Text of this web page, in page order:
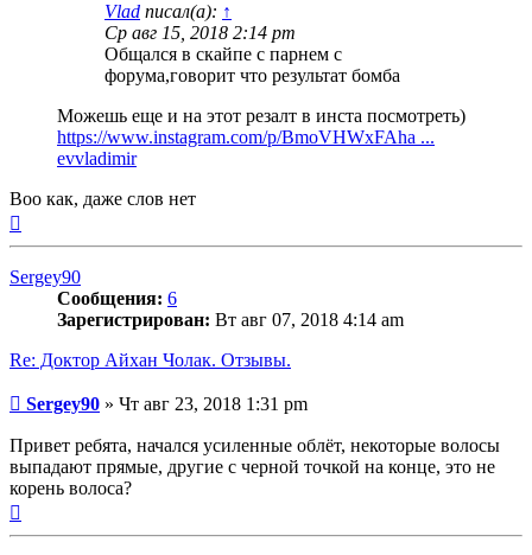
Vlad писал(а): ↑
Ср авг 15, 2018 2:14 pm
Общался в скайпе с парнем с
форума,говорит что результат бомба
Можешь еще и на этот резалт в инста посмотреть)
https://www.instagram.com/p/BmoVHWxFAha ...
evvladimir
Воо как, даже слов нет
Sergey90
Сообщения: 6
Зарегистрирован: Вт авг 07, 2018 4:14 am
Re: Доктор Айхан Чолак. Отзывы.
Сообщение
Sergey90 » Чт авг 23, 2018 1:31 pm
Привет ребята, начался усиленные облёт, некоторые волосы
выпадают прямые, другие с черной точкой на конце, это не
корень волоса?